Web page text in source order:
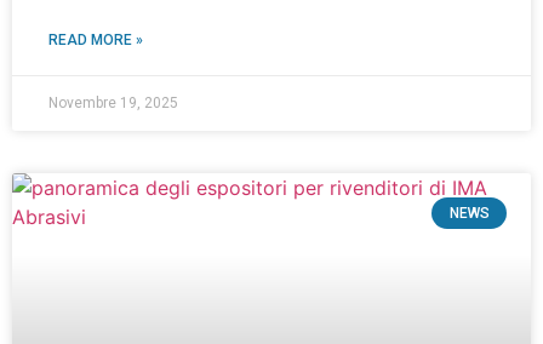
READ MORE »
Novembre 19, 2025
NEWS